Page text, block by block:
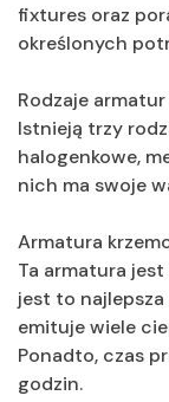
fixtures oraz
określonych
Rodzaje
Istnieją trzy
halogenkowe,
nich ma swoje
Armatura
Ta armatura
jest to
emituje wiele
Ponadto, czas
godzin.